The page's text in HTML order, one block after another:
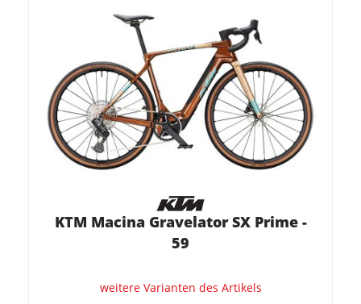
KTM Macina Gravelator SX Prime -
59
weitere Varianten des Artikels